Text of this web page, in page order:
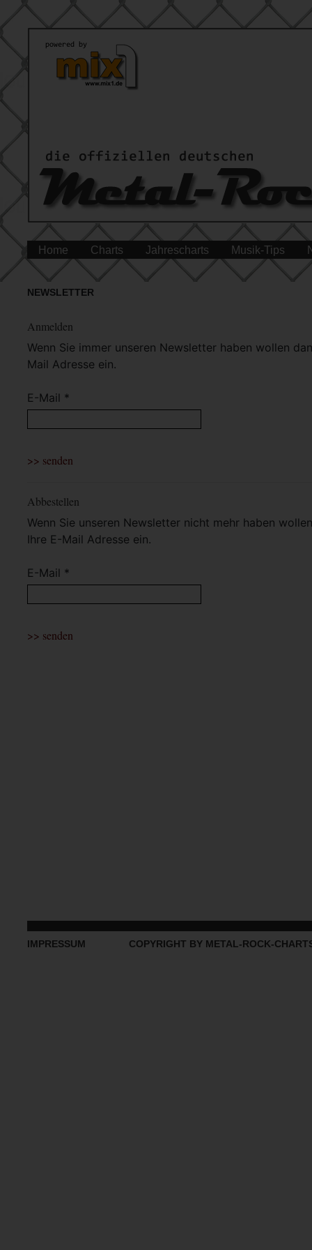
Home Charts Jahrescharts Musik-Tips
NEWSLETTER
Anmelden
Wenn Sie immer unseren Newsletter haben wollen
Mail Adresse ein.
E-Mail *
Abbestellen
Wenn Sie unseren Newsletter nicht mehr haben
Ihre E-Mail Adresse ein.
E-Mail *
IMPRESSUM COPYRIGHT BY METAL-ROCK-